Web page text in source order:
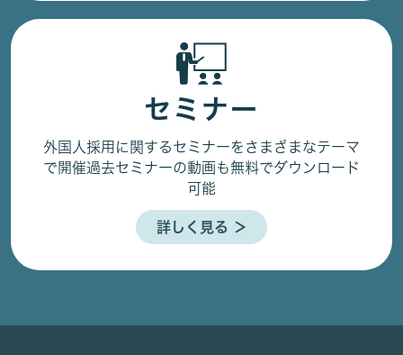
セミナー
外国人採用に関するセミナーをさまざまなテーマ
で開催過去セミナーの動画も無料でダウンロード
可能
詳しく見る ＞